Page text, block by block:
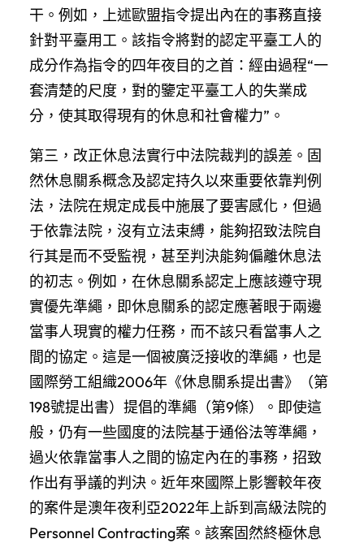
干。例如，上述歐盟指令提出內在的事務直接
針對平臺用工。該指令將對的認定平臺工人的
成分作為指令的四年夜目的之首：經由過程“一
套清楚的尺度，對的鑒定平臺工人的失業成
分，使其取得現有的休息和社會權力”。
第三，改正休息法實行中法院裁判的誤差。固
然休息關系概念及認定持久以來重要依靠判例
法，法院在規定成長中施展了要害感化，但過
于依靠法院，沒有立法束縛，能夠招致法院自
行其是而不受監視，甚至判決能夠偏離休息法
的初志。例如，在休息關系認定上應該遵守現
實優先準繩，即休息關系的認定應著眼于兩邊
當事人現實的權力任務，而不該只看當事人之
間的協定。這是一個被廣泛接收的準繩，也是
國際勞工組織2006年《休息關系提出書》（第
198號提出書）提倡的準繩（第9條）。即使這
般，仍有一些國度的法院基于通俗法等準繩，
過火依靠當事人之間的協定內在的事務，招致
作出有爭議的判決。近年來國際上影響較年夜
的案件是澳年夜利亞2022年上訴到高級法院的
Personnel Contracting案。該案固然終極休息